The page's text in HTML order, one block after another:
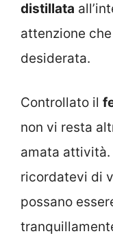
distillata
attenzione
desiderata.
Controllato il
non vi resta
amata
ricordatevi di
possano